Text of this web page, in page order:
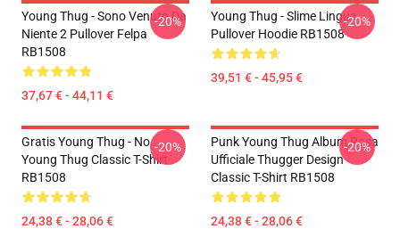
Young Thug - Sono Venuto Da
Niente 2 Pullover Felpa
RB1508
37,67 € - 44,11 €
-20%
Young Thug - Slime Lingua
Pullover Hoodie RB1508
39,51 € - 45,95 €
-20%
Gratis Young Thug - No.
Young Thug Classic T-Shirt
RB1508
24,38 € - 28,06 €
-20%
Punk Young Thug Album Rosa
Ufficiale Thugger Design
Classic T-Shirt RB1508
24,38 € - 28,06 €
-20%